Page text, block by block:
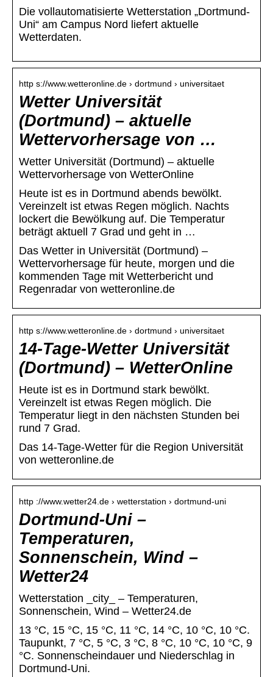
Die vollautomatisierte Wetterstation „Dortmund-
Uni“ am Campus Nord liefert aktuelle
Wetterdaten.
http s://www.wetteronline.de › dortmund › universitaet
Wetter Universität
(Dortmund) – aktuelle
Wettervorhersage von …
Wetter Universität (Dortmund) – aktuelle
Wettervorhersage von WetterOnline
Heute ist es in Dortmund abends bewölkt.
Vereinzelt ist etwas Regen möglich. Nachts
lockert die Bewölkung auf. Die Temperatur
beträgt aktuell 7 Grad und geht in …
Das Wetter in Universität (Dortmund) –
Wettervorhersage für heute, morgen und die
kommenden Tage mit Wetterbericht und
Regenradar von wetteronline.de
http s://www.wetteronline.de › dortmund › universitaet
14-Tage-Wetter Universität
(Dortmund) – WetterOnline
Heute ist es in Dortmund stark bewölkt.
Vereinzelt ist etwas Regen möglich. Die
Temperatur liegt in den nächsten Stunden bei
rund 7 Grad.
Das 14-Tage-Wetter für die Region Universität
von wetteronline.de
http ://www.wetter24.de › wetterstation › dortmund-uni
Dortmund-Uni –
Temperaturen,
Sonnenschein, Wind –
Wetter24
Wetterstation _city_ – Temperaturen,
Sonnenschein, Wind – Wetter24.de
13 °C, 15 °C, 15 °C, 11 °C, 14 °C, 10 °C, 10 °C.
Taupunkt, 7 °C, 5 °C, 3 °C, 8 °C, 10 °C, 10 °C, 9
°C. Sonnenscheindauer und Niederschlag in
Dortmund-Uni.